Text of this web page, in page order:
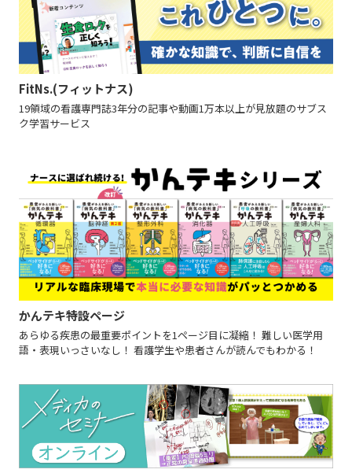
FitNs.(フィットナス)
19領域の看護専門誌3年分の記事や動画1万本以上が見放題のサブス
ク学習サービス
かんテキ特設ページ
あらゆる疾患の最重要ポイントを1ページ目に凝縮！ 難しい医学用
語・表現いっさいなし！ 看護学生や患者さんが読んでもわかる！